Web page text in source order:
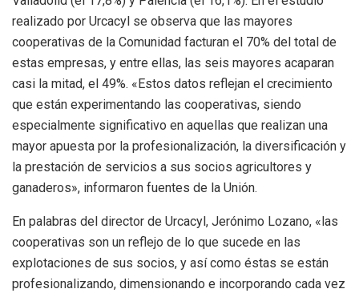
realizado por Urcacyl se observa que las mayores
cooperativas de la Comunidad facturan el 70% del total de
estas empresas, y entre ellas, las seis mayores acaparan
casi la mitad, el 49%. «Estos datos reflejan el crecimiento
que están experimentando las cooperativas, siendo
especialmente significativo en aquellas que realizan una
mayor apuesta por la profesionalización, la diversificación y
la prestación de servicios a sus socios agricultores y
ganaderos», informaron fuentes de la Unión.
En palabras del director de Urcacyl, Jerónimo Lozano, «las
cooperativas son un reflejo de lo que sucede en las
explotaciones de sus socios, y así como éstas se están
profesionalizando, dimensionando e incorporando cada vez